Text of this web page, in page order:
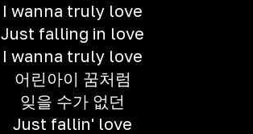
I wanna truly love
Just falling in love
I wanna truly love
어린아이 꿈처럼
잊을 수가 없던
Just fallin' love